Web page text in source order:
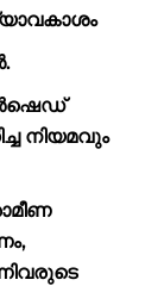
നിയമവും